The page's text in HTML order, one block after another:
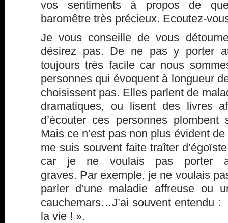
vos sentiments à propos de
baromêtre très précieux. Ecoutez-
Je vous conseille de vous
désirez pas. De ne pas y porter
toujours très facile car nous
personnes qui évoquent à longueur
choisissent pas. Elles parlent de
dramatiques, ou lisent des livres
d’écouter ces personnes plombent
Mais ce n’est pas non plus évident
me suis souvent faite traîter
car je ne voulais pas porter
graves. Par exemple, je ne voulais
parler d’une maladie affreuse ou
cauchemars…J’ai souvent entendu
la vie ! ».